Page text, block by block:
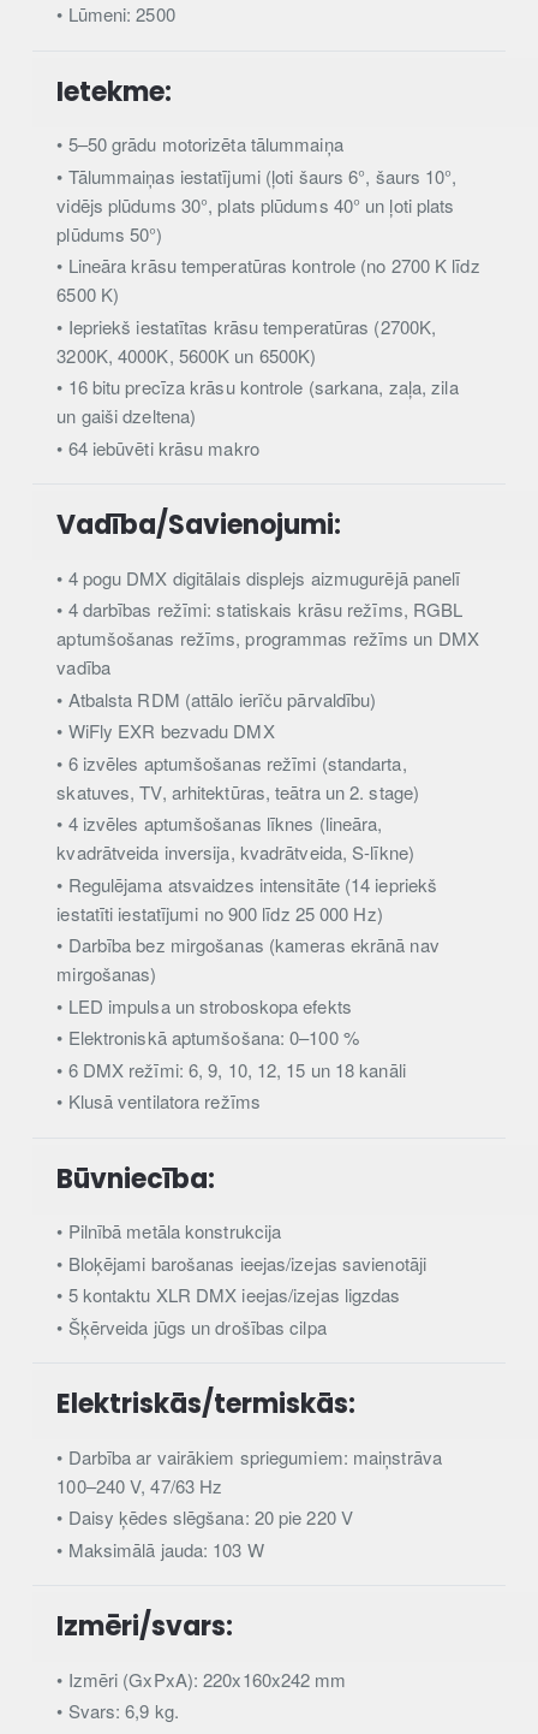
• Lūmeni: 2500
Ietekme:
• 5–50 grādu motorizēta tālummaiņa
• Tālummaiņas iestatījumi (ļoti šaurs 6°, šaurs 10°,
vidējs plūdums 30°, plats plūdums 40° un ļoti plats
plūdums 50°)
• Lineāra krāsu temperatūras kontrole (no 2700 K līdz
6500 K)
• Iepriekš iestatītas krāsu temperatūras (2700K,
3200K, 4000K, 5600K un 6500K)
• 16 bitu precīza krāsu kontrole (sarkana, zaļa, zila
un gaiši dzeltena)
• 64 iebūvēti krāsu makro
Vadība/Savienojumi:
• 4 pogu DMX digitālais displejs aizmugurējā panelī
• 4 darbības režīmi: statiskais krāsu režīms, RGBL
aptumšošanas režīms, programmas režīms un DMX
vadība
• Atbalsta RDM (attālo ierīču pārvaldību)
• WiFly EXR bezvadu DMX
• 6 izvēles aptumšošanas režīmi (standarta,
skatuves, TV, arhitektūras, teātra un 2. stage)
• 4 izvēles aptumšošanas līknes (lineāra,
kvadrātveida inversija, kvadrātveida, S-līkne)
• Regulējama atsvaidzes intensitāte (14 iepriekš
iestatīti iestatījumi no 900 līdz 25 000 Hz)
• Darbība bez mirgošanas (kameras ekrānā nav
mirgošanas)
• LED impulsa un stroboskopa efekts
• Elektroniskā aptumšošana: 0–100 %
• 6 DMX režīmi: 6, 9, 10, 12, 15 un 18 kanāli
• Klusā ventilatora režīms
Būvniecība:
• Pilnībā metāla konstrukcija
• Bloķējami barošanas ieejas/izejas savienotāji
• 5 kontaktu XLR DMX ieejas/izejas ligzdas
• Šķērveida jūgs un drošības cilpa
Elektriskās/termiskās:
• Darbība ar vairākiem spriegumiem: maiņstrāva
100–240 V, 47/63 Hz
• Daisy ķēdes slēgšana: 20 pie 220 V
• Maksimālā jauda: 103 W
Izmēri/svars:
• Izmēri (GxPxA): 220x160x242 mm
• Svars: 6,9 kg.